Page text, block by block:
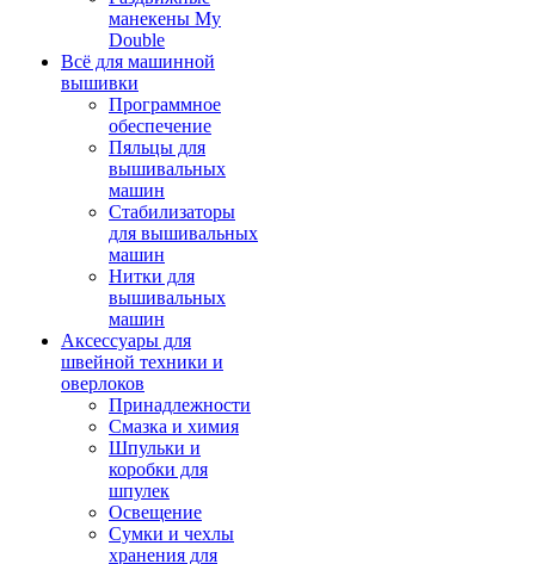
манекены My
Double
Всё для машинной
вышивки
Программное
обеспечение
Пяльцы для
вышивальных
машин
Стабилизаторы
для вышивальных
машин
Нитки для
вышивальных
машин
Аксессуары для
швейной техники и
оверлоков
Принадлежности
Смазка и химия
Шпульки и
коробки для
шпулек
Освещение
Сумки и чехлы
хранения для